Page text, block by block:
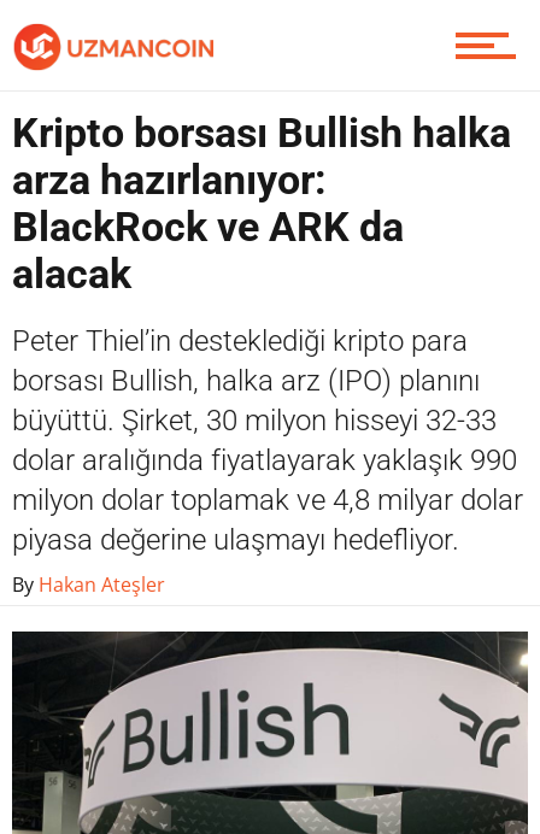
Piyasa
Soru Sor
Contact / İletişim
Kripto borsası Bullish halka
arza hazırlanıyor:
BlackRock ve ARK da
alacak
Peter Thiel’in desteklediği kripto para
borsası Bullish, halka arz (IPO) planını
büyüttü. Şirket, 30 milyon hisseyi 32-33
dolar aralığında fiyatlayarak yaklaşık 990
milyon dolar toplamak ve 4,8 milyar dolar
piyasa değerine ulaşmayı hedefliyor.
By Hakan Ateşler